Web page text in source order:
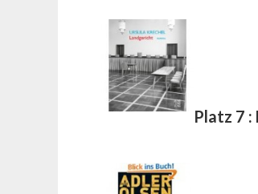
Platz 7